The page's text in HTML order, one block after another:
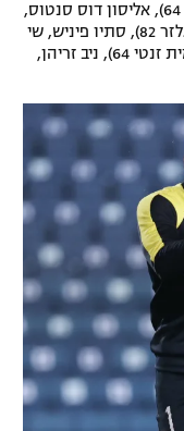
ברק לוי, עמית כהן (אבישי כהן 64), אליסון דוס סנטוס,
דן מורי, רז נחמיאס, ג'ורג' פוצ'יבה (עמית גלזר 82), סתיו פיניש, שי
מזור (מתיאה ליואיץ' 60), אלמוג בוזגלו (עמית זנטי 64), ניב זריהן,